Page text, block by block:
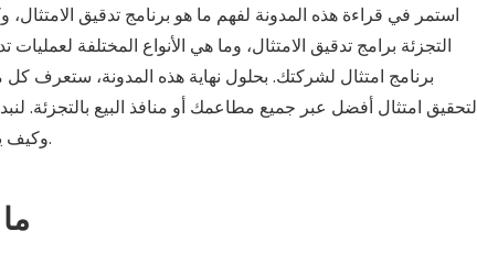
استمر في قراءة هذه المدونة لفهم ما هو برنامج تدقيق الامتثال،
التجزئة برامج تدقيق الامتثال، وما هي الأنواع المختلفة
برنامج امتثال لشركتك. بحلول نهاية هذه المدونة، ستعرف
لتحقيق امتثال أفضل عبر جميع مطاعمك أو منافذ البيع بالتجزئة.
وكيف يعمل، وكيف يجلب الكثير من المزايا لشركتك.